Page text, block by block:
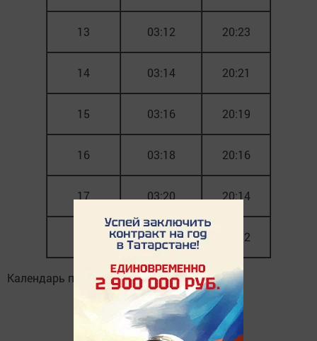
13 03:12 20:23
14 03:14 20:21
15 03:16 20:19
16 03:18 20:16
17 03:20 20:14
03:22 20:12
Календарь подготовлен ДУМ РТ для Казани